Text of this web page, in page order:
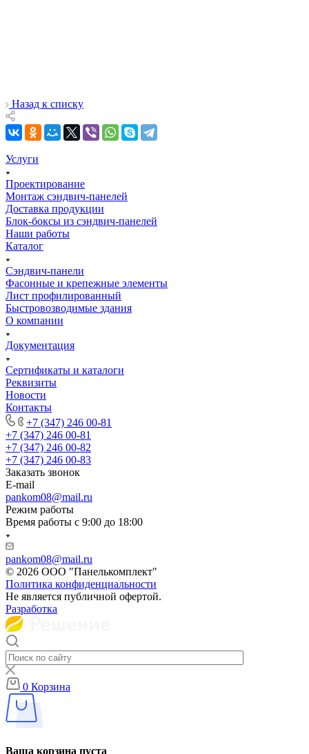
Назад к списку
Услуги
Проектирование
Монтаж сэндвич-панелей
Доставка продукции
Блок-боксы из сэндвич-панелей
Наши работы
Каталог
Сэндвич-панели
Фасонные и крепежные элементы
Лист профилированный
Быстровозводимые здания
О компании
Документация
Сертификаты и каталоги
Реквизиты
Новости
Контакты
+7 (347) 246 00-81
+7 (347) 246 00-81
+7 (347) 246 00-82
+7 (347) 246 00-83
Заказать звонок
E-mail
pankom08@mail.ru
Режим работы
Время работы с 9:00 до 18:00
pankom08@mail.ru
© 2026 ООО "Панелькомплект"
Политика конфиденциальности
Не является публичной офертой.
Разработка
0 Корзина
Ваша корзина пуста